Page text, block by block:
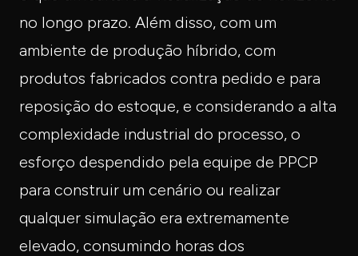
no longo prazo. Além disso, com um
ambiente de produção híbrido, com
produtos fabricados contra pedido e para
reposição do estoque, e considerando a alta
complexidade industrial do processo, o
esforço despendido pela equipe de PPCP
para construir um cenário ou realizar
qualquer simulação era extremamente
elevado, consumindo horas dos